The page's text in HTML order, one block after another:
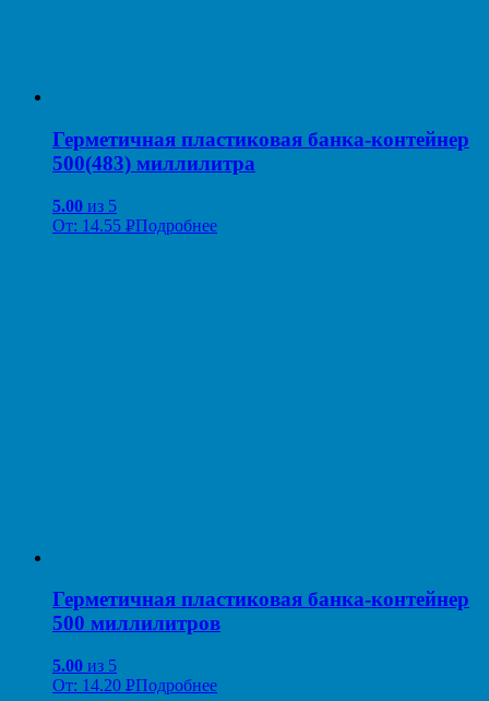
Герметичная пластиковая банка-контейнер
500(483) миллилитра
5.00 из 5
От: 14.55 РПодробнее
Герметичная пластиковая банка-контейнер
500 миллилитров
5.00 из 5
От: 14.20 РПодробнее